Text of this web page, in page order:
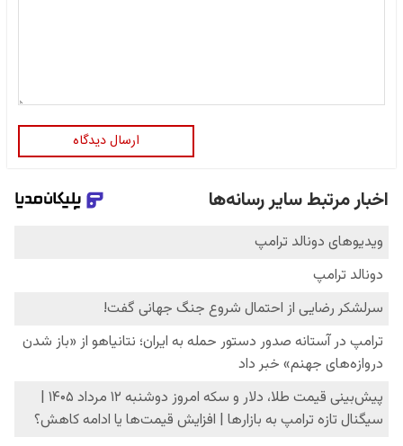
ارسال دیدگاه